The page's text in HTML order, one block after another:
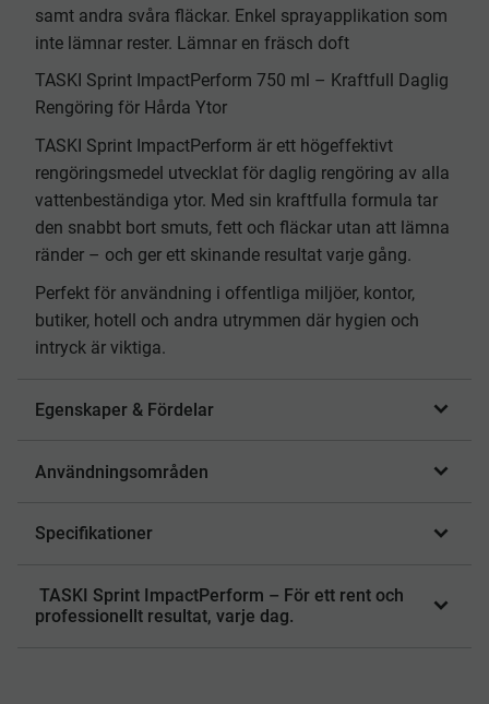
samt andra svåra fläckar. Enkel sprayapplikation som
inte lämnar rester. Lämnar en fräsch doft
TASKI Sprint ImpactPerform 750 ml – Kraftfull Daglig
Rengöring för Hårda Ytor
TASKI Sprint ImpactPerform är ett högeffektivt
rengöringsmedel utvecklat för daglig rengöring av alla
vattenbeständiga ytor. Med sin kraftfulla formula tar
den snabbt bort smuts, fett och fläckar utan att lämna
ränder – och ger ett skinande resultat varje gång.
Perfekt för användning i offentliga miljöer, kontor,
butiker, hotell och andra utrymmen där hygien och
intryck är viktiga.
Egenskaper & Fördelar
Användningsområden
Specifikationer
TASKI Sprint ImpactPerform – För ett rent och
professionellt resultat, varje dag.